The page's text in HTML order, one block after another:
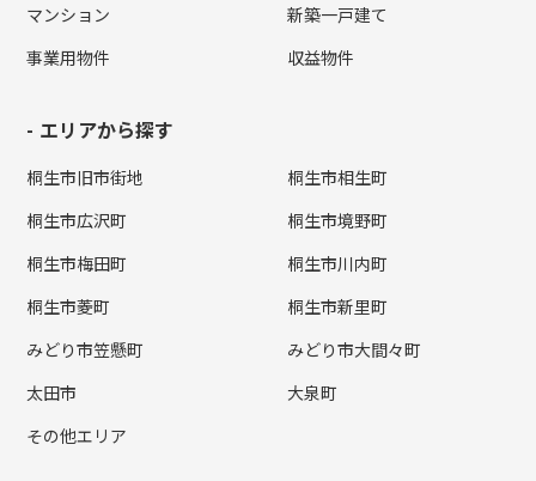
マンション
新築一戸建て
事業用物件
収益物件
エリアから探す
桐生市旧市街地
桐生市相生町
桐生市広沢町
桐生市境野町
桐生市梅田町
桐生市川内町
桐生市菱町
桐生市新里町
みどり市笠懸町
みどり市大間々町
太田市
大泉町
その他エリア